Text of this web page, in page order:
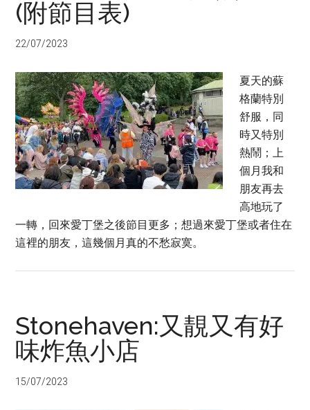
(附節目表)
22/07/2023
夏天的蘇
格蘭特別
舒服，同
時又特別
熱鬧；上
個月我和
朋友再去
高地玩了
一轉，回來愛丁堡之後節目更多；想過來愛丁堡或者住在
這裡的朋友，這幾個月真的不愁寂寞。
Stonehaven:又靚又有好
味炸魚小店
15/07/2023